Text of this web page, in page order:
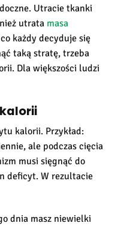
Utracie tkanki
utrata masa
każdy decyduje się
taką stratę, trzeba
Dla większości ludzi
kalorii. Przykład:
ale podczas cięcia
musi sięgnąć do
deficyt. W rezultacie
dnia masz niewielki